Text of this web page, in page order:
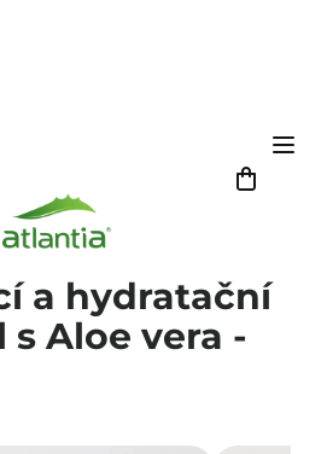
a hydratační
Aloe vera -